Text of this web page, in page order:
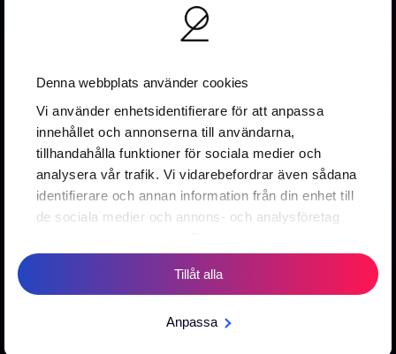
Denna webbplats använder cookies
Vi använder enhetsidentifierare för att anpassa
innehållet och annonserna till användarna,
tillhandahålla funktioner för sociala medier och
analysera vår trafik. Vi vidarebefordrar även sådana
identifierare och annan information från din enhet till
de sociala medier och annons- och analysföretag
kombinera informationen med annan information
som du har tillhandahållit eller som de har samlat in
Tillåt alla
Anpassa
Vallgatan 19B
411 16 Göteborg
0737 16 67 88